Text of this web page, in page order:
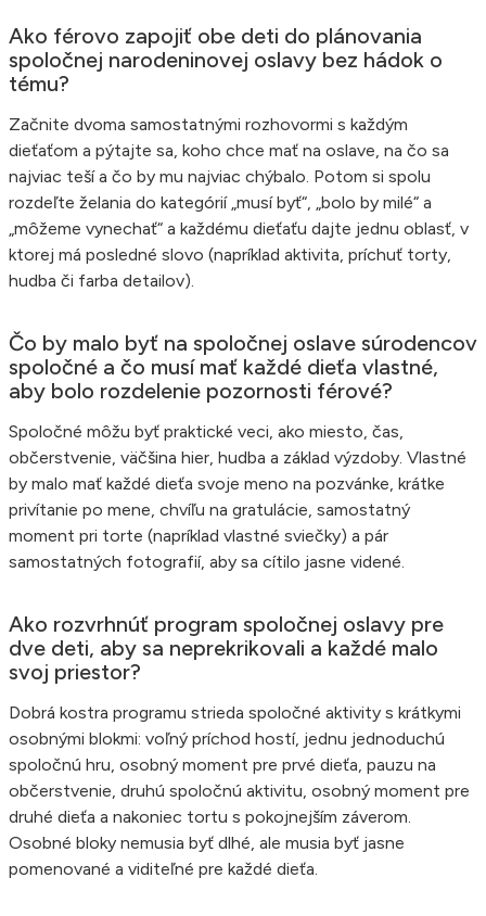
Ako férovo zapojiť obe deti do plánovania
spoločnej narodeninovej oslavy bez hádok o
tému?
Začnite dvoma samostatnými rozhovormi s každým
dieťaťom a pýtajte sa, koho chce mať na oslave, na čo sa
najviac teší a čo by mu najviac chýbalo. Potom si spolu
rozdeľte želania do kategórií „musí byť“, „bolo by milé“ a
„môžeme vynechať“ a každému dieťaťu dajte jednu oblasť, v
ktorej má posledné slovo (napríklad aktivita, príchuť torty,
hudba či farba detailov).
Čo by malo byť na spoločnej oslave súrodencov
spoločné a čo musí mať každé dieťa vlastné,
aby bolo rozdelenie pozornosti férové?
Spoločné môžu byť praktické veci, ako miesto, čas,
občerstvenie, väčšina hier, hudba a základ výzdoby. Vlastné
by malo mať každé dieťa svoje meno na pozvánke, krátke
privítanie po mene, chvíľu na gratulácie, samostatný
moment pri torte (napríklad vlastné sviečky) a pár
samostatných fotografií, aby sa cítilo jasne videné.
Ako rozvrhnúť program spoločnej oslavy pre
dve deti, aby sa neprekrikovali a každé malo
svoj priestor?
Dobrá kostra programu strieda spoločné aktivity s krátkymi
osobnými blokmi: voľný príchod hostí, jednu jednoduchú
spoločnú hru, osobný moment pre prvé dieťa, pauzu na
občerstvenie, druhú spoločnú aktivitu, osobný moment pre
druhé dieťa a nakoniec tortu s pokojnejším záverom.
Osobné bloky nemusia byť dlhé, ale musia byť jasne
pomenované a viditeľné pre každé dieťa.